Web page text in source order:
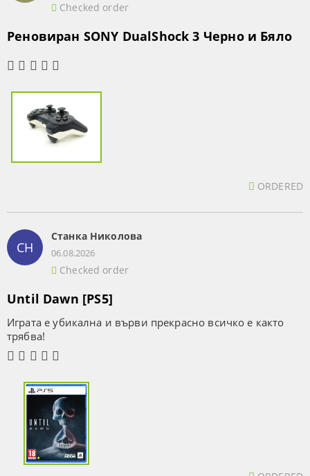
Checked order
Реновиран SONY DualShock 3 Черно и Бяло
ORDERED
СН
Станка Николова
06.08.2026
Checked order
Until Dawn [PS5]
Играта е убикална и върви прекрасно всичко е както
трябва!